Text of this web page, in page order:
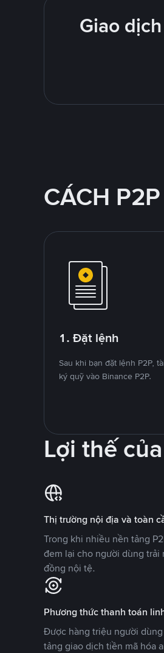
Giao
CÁCH
1. Đặt lệnh
Sau khi bạn đặt lệnh P2P,
ký quỹ vào Binance P2P.
Lợi thế
Thị trường nội địa và toàn
Trong khi nhiều nền tảng
đem lại cho người dùng
đồng nội tệ.
Phương thức thanh toán
Được hàng triệu người
tảng giao dịch tiền mã hóa